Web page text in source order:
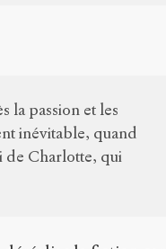
la passion et les
inévitable, quand
de Charlotte, qui